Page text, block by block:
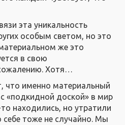
эта уникальность
особым светом, но это
же это
в свою
Хотя…
что именно материальный
«подкидной доской» в мир
находились, но утратили
себе тоже не случайно. Мы